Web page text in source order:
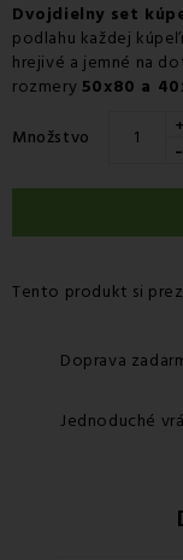
Dvojdielny set
podlahu každej
hrejivé a jemné na
rozmery 50x80 a
Množstvo +
-
Tento produkt si
Doprava
Jednoduché